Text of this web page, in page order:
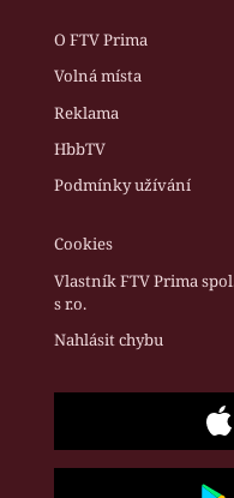
O FTV Prima
Volná místa
Reklama
HbbTV
Podmínky užívání
Cookies
Vlastník FTV Prima
s r.o.
Nahlásit chybu